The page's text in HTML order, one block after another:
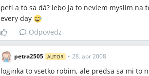
A:Jedna užívateľka uviedla liečiteľa Pavel
mýte/Šancovej ulici a opisovala skúsenosť s
pričom išlo o osobný, anekdotický prípad.
Q:Je vhodné byť na PN alebo dovolenke
A:Vo vlákne sa odporúčalo ísť na PN alebo
pretože množstvo účastníčok zdôrazňovalo
peti a to sa dá? lebo ja to neviem myslim na
every day
Odpovedz
petra2505 AUTOR • 28. apr 2008
loginka to vsetko robim, ale predsa sa mi to